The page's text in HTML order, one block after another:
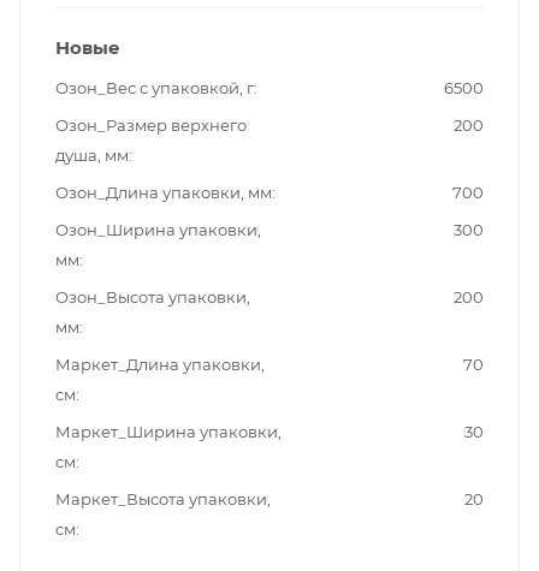
Новые
Озон_Вес с упаковкой, г
6500
Озон_Размер верхнего
душа, мм
200
Озон_Длина упаковки, мм
700
Озон_Ширина упаковки,
мм
300
Озон_Высота упаковки,
мм
200
Маркет_Длина упаковки,
см
70
Маркет_Ширина упаковки,
см
30
Маркет_Высота упаковки,
см
20